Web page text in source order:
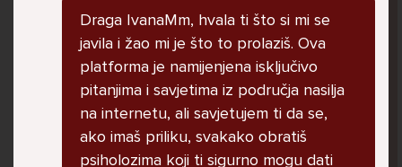
ubijem. Prije mjesec dana su me istukli kod
parka iz čistog mira dok sam prolazila sa
svojim susjedama i malim psom. Stalno u
krevet idem plačući. Nesvjesno te zbog
ljutnje sam se počela tući po nogama no
prestala sam jer me važna osoba potaknula
na to. Prije toga svega nakon nekoliko godina
Draga IvanaMm, hvala ti što si mi se
javila i žao mi je što to prolaziš. Ova
platforma je namijenjena isključivo
pitanjima i savjetima iz područja nasilja
na internetu, ali savjetujem ti da se,
ako imaš priliku, svakako obratiš
psiholozima koji ti sigurno mogu dati